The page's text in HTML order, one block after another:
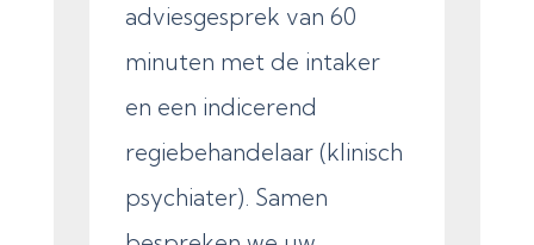
adviesgesprek van 60
minuten met de intaker
en een indicerend
regiebehandelaar (klinisch
psychiater). Samen